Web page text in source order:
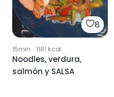
8
15min · 1181 kcal
Noodles, verdura,
salmón y SALSA